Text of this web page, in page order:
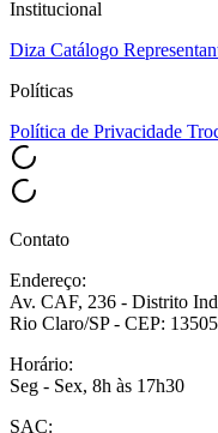
Institucional
Diza Catálogo
Políticas
Política de Privacidade
Contato
Endereço:
Av. CAF, 236 - Distrito
Rio Claro/SP - CEP:
Horário:
Seg - Sex, 8h às 17h30
SAC: